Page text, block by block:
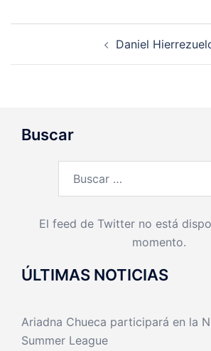
Daniel
Buscar
El feed de Twitter no está
momento.
ÚLTIMAS NOTICIAS
Ariadna Chueca participará en la
Summer League